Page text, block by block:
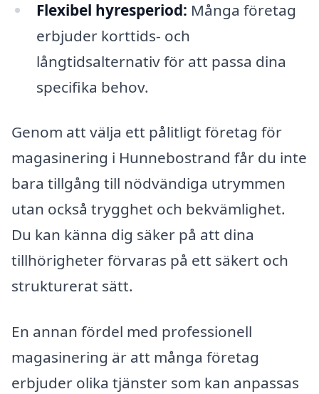
Flexibel hyresperiod: Många företag
erbjuder korttids- och
långtidsalternativ för att passa dina
specifika behov.
Genom att välja ett pålitligt företag för
magasinering i Hunnebostrand får du inte
bara tillgång till nödvändiga utrymmen
utan också trygghet och bekvämlighet.
Du kan känna dig säker på att dina
tillhörigheter förvaras på ett säkert och
strukturerat sätt.
En annan fördel med professionell
magasinering är att många företag
erbjuder olika tjänster som kan anpassas